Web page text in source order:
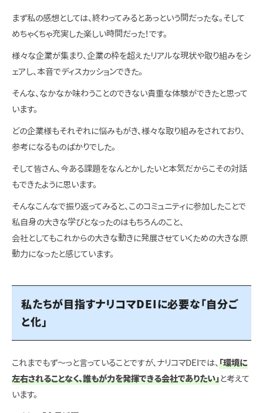
まず私の感想としては、終わってみるとあっという間だったな。そして
めちゃくちゃ充実した楽しい時間だった！です。
様々な企業が集まり、企業の枠を超えたリアルな現状や取り組みをシ
ェアし、本音でディスカッションできた。
そんな、なかなか味わうことのできない貴重な体験ができたと思って
います。
どの企業様もそれぞれに悩みもがき、様々な取り組みをされており、
参考になるものばかりでした。
そして皆さん、今ある課題をなんとかしたいと本気だからこその対話
もできたように思います。
そんなこんなで振り返ってみると、このコミュニティに参加したことで
私自身の大きな学びとなったのはもちろんのこと、
会社としてもこれからの大きな動きに発展させていくための大きな原
動力になったと感じています。
私たちが目指すナリコマDEIに必要な「自分ご
と化」
これまでもず～っと言っていることですが、ナリコマDEIでは、 「環境に
左右されることなく、誰もが力を発揮できる会社でありたい」と考えて
います。